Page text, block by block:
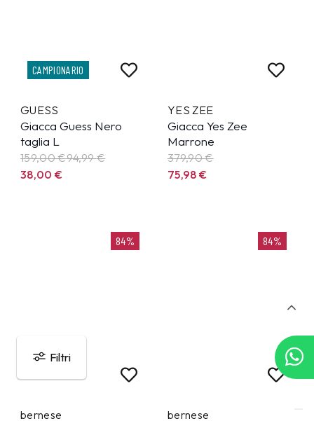
Filtri
CAMPIONARIO
GUESS
Giacca Guess Nero
taglia L
159,00 €94,99€
38,00€
YES ZEE
Giacca Yes Zee
Marrone
379,90€
75,98€
84%
bernese
84%
bernese